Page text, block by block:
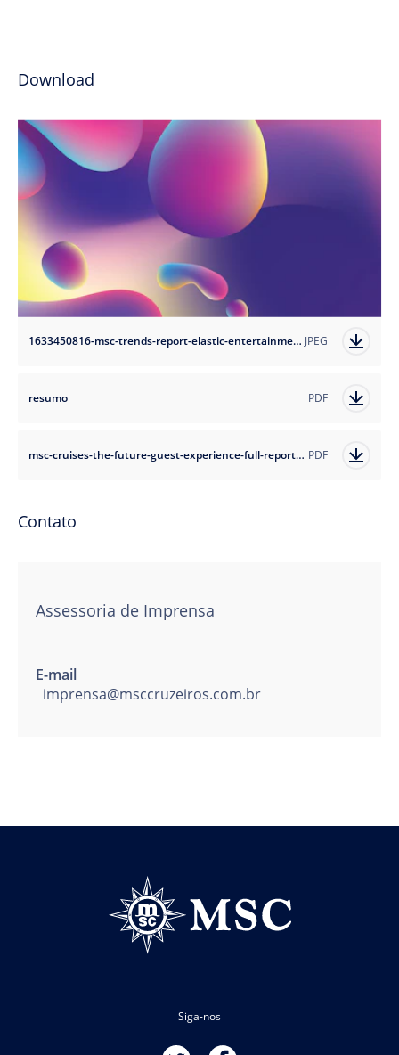
Download
1633450816-msc-trends-report-elastic-entertainment2?auto=format JPEG
resumo PDF
msc-cruises-the-future-guest-experience-full-report-low-res2 PDF
Contato
Assessoria de Imprensa
E-mail
imprensa@msccruzeiros.com.br
Siga-nos